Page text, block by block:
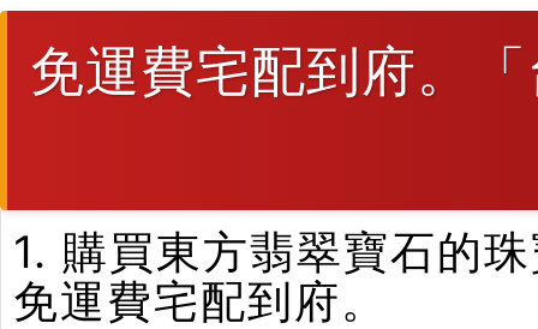
免運費宅配到府。
1. 購買東方翡翠寶石的
免運費宅配到府。